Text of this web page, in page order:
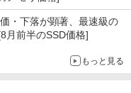
・下落が顕著、最速級の
月前半のSSD価格]
もっと見る